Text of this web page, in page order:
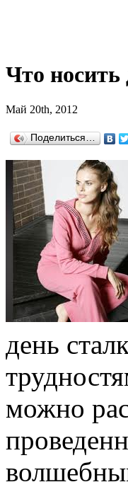
Что носить
Май 20th, 2012
Поделиться…
день
можно